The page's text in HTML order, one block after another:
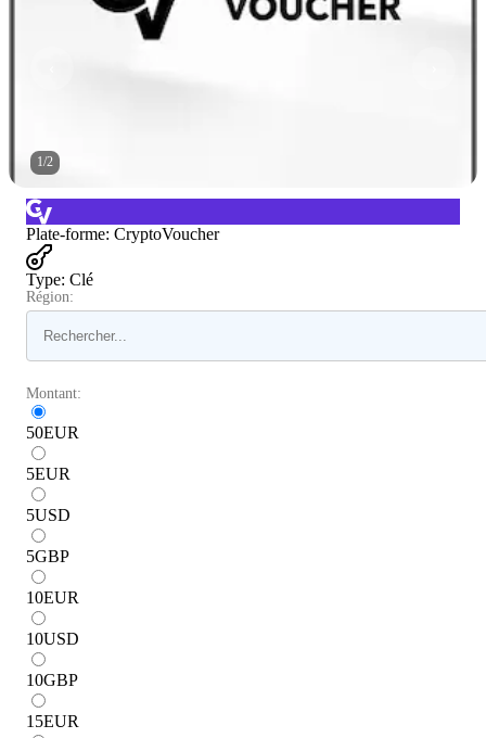
1/2
Plate-forme: CryptoVoucher
Type: Clé
Région:
Montant:
50EUR
5EUR
5USD
5GBP
10EUR
10USD
10GBP
15EUR